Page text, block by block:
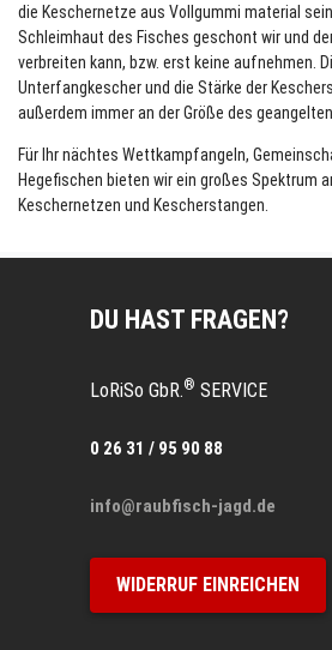
die Keschernetze aus Vollgummi material
Schleimhaut des Fisches geschont wir und
verbreiten kann, bzw. erst keine aufnehmen.
Unterfangkescher und die Stärke der
außerdem immer an der Größe des
Für Ihr nächtes Wettkampfangeln,
Hegefischen bieten wir ein großes Spektrum
Keschernetzen und Kescherstangen
DU HAST FRAGEN?
LoRiSo GbR.® SERVICE
0 26 31 / 95 90 88
info@raubfisch-jagd.de
WIDERRUF EINREICHEN